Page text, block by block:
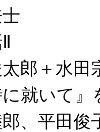
郎＋水田
就いて』
、平田俊